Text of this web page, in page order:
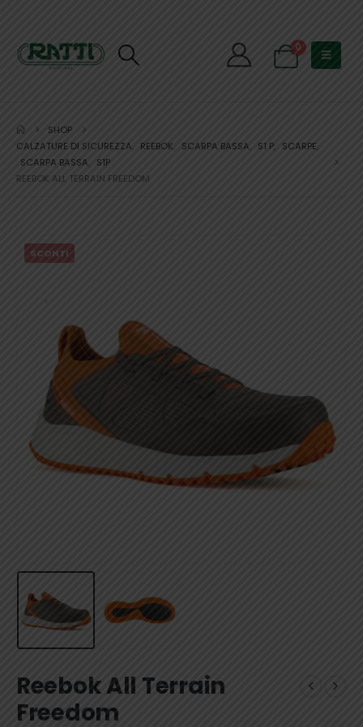
0
SHOP
CALZATURE DI SICUREZZA, REEBOK SCARPA BASSA, S1 P, SCARPE,
SCARPA BASSA, S1P
REEBOK ALL TERRAIN FREEDOM
SCONTI
Reebok All Terrain
Freedom